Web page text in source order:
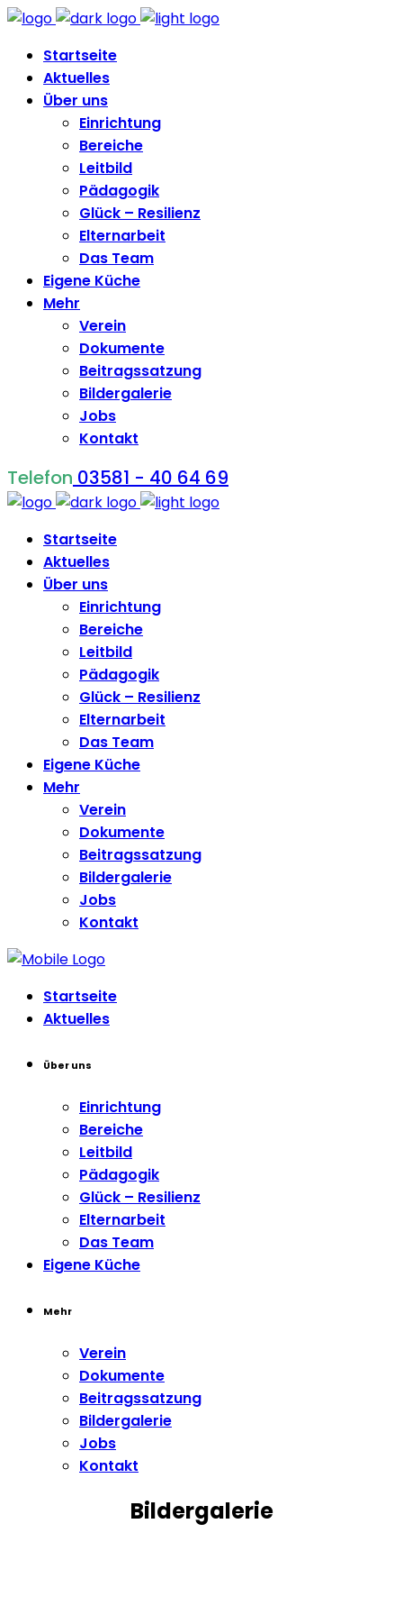
Startseite
Aktuelles
Über uns
Einrichtung
Bereiche
Leitbild
Pädagogik
Glück – Resilienz
Elternarbeit
Das Team
Eigene Küche
Mehr
Verein
Dokumente
Beitragssatzung
Bildergalerie
Jobs
Kontakt
Telefon 03581 - 40 64 69
Startseite
Aktuelles
Über uns
Einrichtung
Bereiche
Leitbild
Pädagogik
Glück – Resilienz
Elternarbeit
Das Team
Eigene Küche
Mehr
Verein
Dokumente
Beitragssatzung
Bildergalerie
Jobs
Kontakt
Startseite
Aktuelles
Über uns
Einrichtung
Bereiche
Leitbild
Pädagogik
Glück – Resilienz
Elternarbeit
Das Team
Eigene Küche
Mehr
Verein
Dokumente
Beitragssatzung
Bildergalerie
Jobs
Kontakt
Bildergalerie